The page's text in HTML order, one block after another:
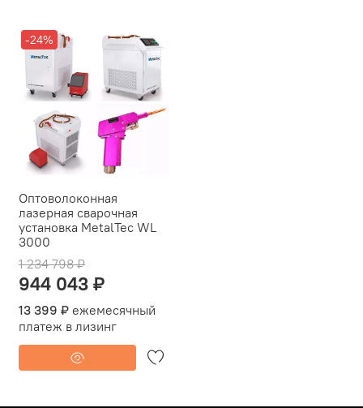
-24%
Оптоволоконная
лазерная сварочная
установка MetalTec WL
3000
1 234 798 ₽
944 043 ₽
13 399 ₽ ежемесячный
платеж в лизинг